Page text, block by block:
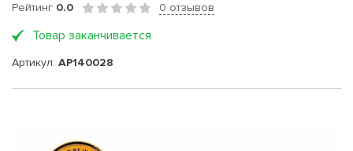
Рейтинг 0.0 0 отзывов
Товар заканчивается
Артикул: AP140028